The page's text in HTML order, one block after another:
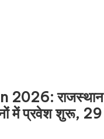
2026: राजस्थान
में प्रवेश शुरू, 29